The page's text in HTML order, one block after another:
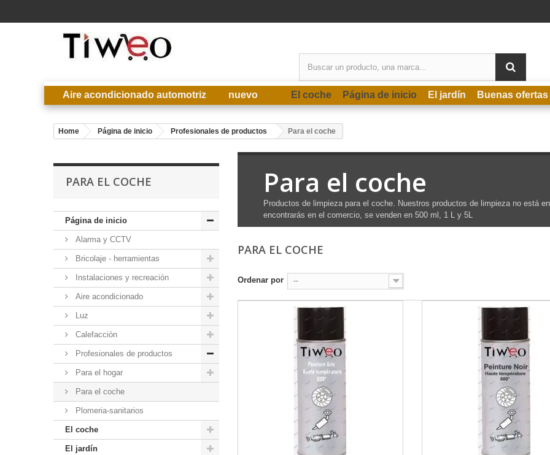
Aire acondicionado automotriz nuevo El coche Página de inicio El jardín Buenas ofertas
Home Página de inicio Profesionales de productos Para el coche
PARA EL COCHE
Página de inicio
Alarma y CCTV
Bricolaje - herramientas
Instalaciones y recreación
Aire acondicionado
Luz
Calefacción
Profesionales de productos
Para el hogar
Para el coche
Plomeria-sanitarios
El coche
El jardín
Para el coche
Productos de limpieza para el coche. Nuestros productos de limpieza no está
encontrarás en el comercio, se venden en 500 ml, 1 L y 5L
PARA EL COCHE
Ordenar por --